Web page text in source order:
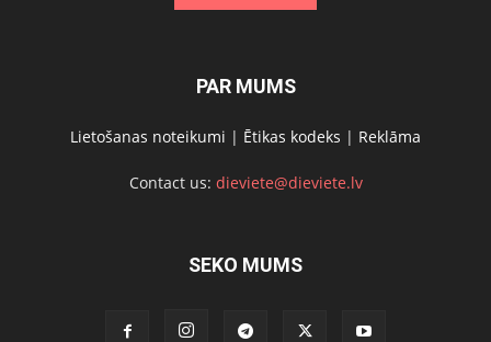
PAR MUMS
Lietošanas noteikumi | Ētikas kodeks | Reklāma
Contact us: dieviete@dieviete.lv
SEKO MUMS